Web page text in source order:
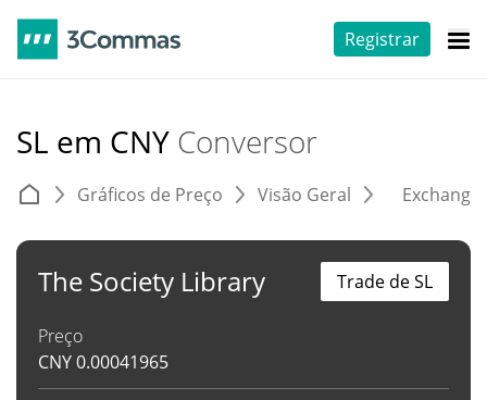
Registrar
SL em CNY Conversor
Gráficos de Preço Visão Geral
The Society Library
Preço
CNY0.00041965
Trade de SL